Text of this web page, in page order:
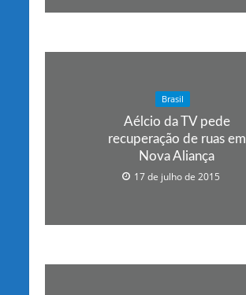
Brasil
Aélcio da TV pede
recuperação de ruas em
Nova Aliança
17 de julho de 2015